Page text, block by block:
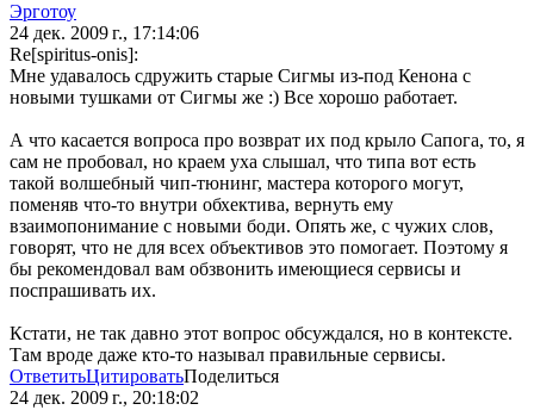
Эрготоу
24 дек. 2009 г., 17:14:06
Re[spiritus-onis]:
Мне удавалось сдружить старые Сигмы из-под Кенона с
новыми тушками от Сигмы же :) Все хорошо работает.
А что касается вопроса про возврат их под крыло Сапога, то, я
сам не пробовал, но краем уха слышал, что типа вот есть
такой волшебный чип-тюнинг, мастера которого могут,
поменяв что-то внутри обхектива, вернуть ему
взаимопонимание с новыми боди. Опять же, с чужих слов,
говорят, что не для всех объективов это помогает. Поэтому я
бы рекомендовал вам обзвонить имеющиеся сервисы и
поспрашивать их.
Кстати, не так давно этот вопрос обсуждался, но в контексте.
Там вроде даже кто-то называл правильные сервисы.
ОтветитьЦитироватьПоделиться
24 дек. 2009 г., 20:18:02